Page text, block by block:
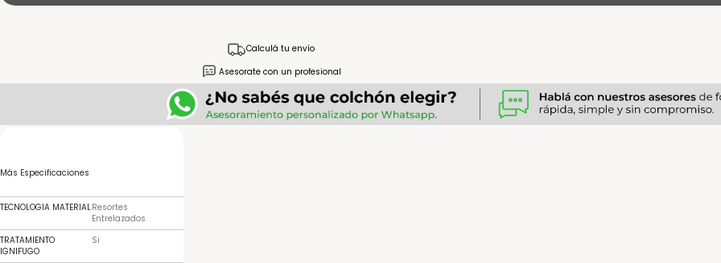
Calculá tu envío
Asesorate con un profesional
Más Especificaciones
TECNOLOGIA MATERIALResortes
Entrelazados
TRATAMIENTO
IGNIFUGO
Si